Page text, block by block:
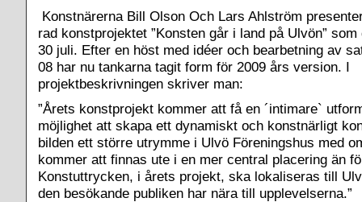
Konstnärerna Bill Olson Och Lars Ahlström
rad konstprojektet ”Konsten går i land på Ulvön”
30 juli. Efter en höst med idéer och bearbetning av
08 har nu tankarna tagit form för 2009 års version. I
projektbeskrivningen skriver man:
”Årets konstprojekt kommer att få en ´intimare`
möjlighet att skapa ett dynamiskt och konstnärligt
bilden ett större utrymme i Ulvö Föreningshus med
kommer att finnas ute i en mer central placering än
Konstuttrycken, i årets projekt, ska lokaliseras till
den besökande publiken har nära till upplevelserna.”